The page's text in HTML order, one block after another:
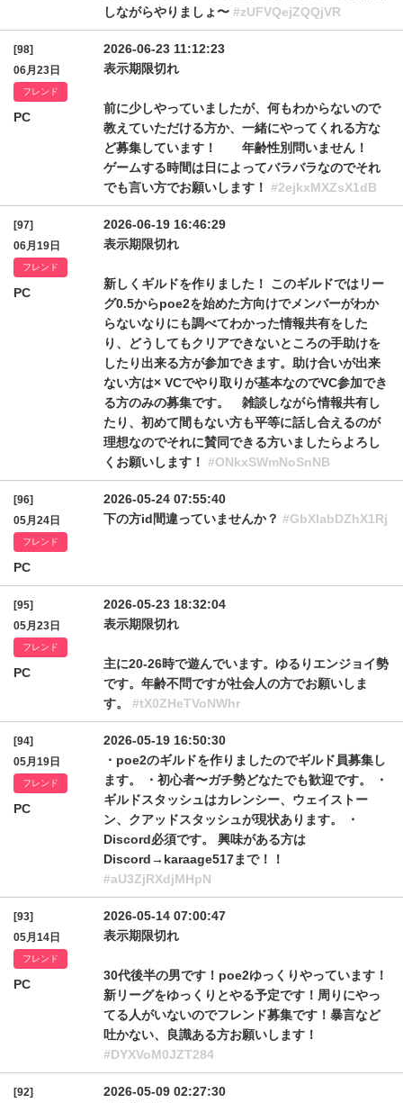
しながらやりましょ〜 #zUFVQejZQQjVR
[98]
06月23日
フレンド
PC
2026-06-23 11:12:23
表示期限切れ
前に少しやっていましたが、何もわからないので
教えていただける方か、一緒にやってくれる方な
ど募集しています！ 年齢性別問いません！
ゲームする時間は日によってバラバラなのでそれ
でも言い方でお願いします！ #2ejkxMXZsX1dB
[97]
06月19日
フレンド
PC
2026-06-19 16:46:29
表示期限切れ
新しくギルドを作りました！ このギルドではリー
グ0.5からpoe2を始めた方向けでメンバーがわか
らないなりにも調べてわかった情報共有をした
り、どうしてもクリアできないところの手助けを
したり出来る方が参加できます。助け合いが出来
ない方は× VCでやり取りが基本なのでVC参加でき
る方のみの募集です。 雑談しながら情報共有し
たり、初めて間もない方も平等に話し合えるのが
理想なのでそれに賛同できる方いましたらよろし
くお願いします！ #ONkxSWmNoSnNB
[96]
05月24日
フレンド
PC
2026-05-24 07:55:40
下の方id間違っていませんか？ #GbXlabDZhX1Rj
[95]
05月23日
フレンド
PC
2026-05-23 18:32:04
表示期限切れ
主に20-26時で遊んでいます。ゆるりエンジョイ勢
です。年齢不問ですが社会人の方でお願いしま
す。 #tX0ZHeTVoNWhr
[94]
05月19日
フレンド
PC
2026-05-19 16:50:30
・poe2のギルドを作りましたのでギルド員募集し
ます。 ・初心者〜ガチ勢どなたでも歓迎です。 ・
ギルドスタッシュはカレンシー、ウェイストー
ン、クアッドスタッシュが現状あります。 ・
Discord必須です。 興味がある方は
Discord→karaage517まで！！
#aU3ZjRXdjMHpN
[93]
05月14日
フレンド
PC
2026-05-14 07:00:47
表示期限切れ
30代後半の男です！poe2ゆっくりやっています！
新リーグをゆっくりとやる予定です！周りにやっ
てる人がいないのでフレンド募集です！暴言など
吐かない、良識ある方お願いします！
#DYXVoM0JZT284
[92]
2026-05-09 02:27:30